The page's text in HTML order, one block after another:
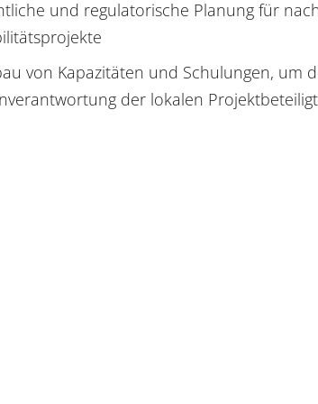
und regulatorische Planung für
von Kapazitäten und Schulungen, um
der lokalen